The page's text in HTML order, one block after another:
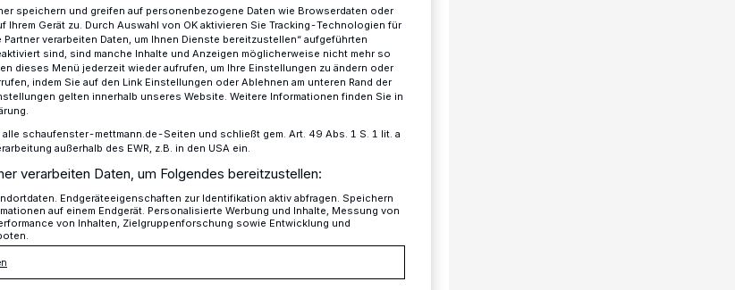
Rather SV mit 3:1
speichern und greifen auf personenbezogene Daten wie Browserdaten oder
Ihrem Gerät zu. Durch Auswahl von OK aktivieren Sie Tracking-Technologien für
Partner verarbeiten Daten, um Ihnen Dienste bereitzustellen“ aufgeführten
sind, sind manche Inhalte und Anzeigen möglicherweise nicht mehr so
dieses Menü jederzeit wieder aufrufen, um Ihre Einstellungen zu ändern oder
indem Sie auf den Link Einstellungen oder Ablehnen am unteren Rand der
gelten innerhalb unseres Website. Weitere Informationen finden Sie in
alle schaufenster-mettmann.de-Seiten und schließt gem. Art. 49 Abs. 1 S. 1 lit. a
außerhalb des EWR, z.B. in den USA ein.
verarbeiten Daten, um Folgendes bereitzustellen:
Endgeräteeigenschaften zur Identifikation aktiv abfragen. Speichern
auf einem Endgerät. Personalisierte Werbung und Inhalte, Messung von
von Inhalten, Zielgruppenforschung sowie Entwicklung und